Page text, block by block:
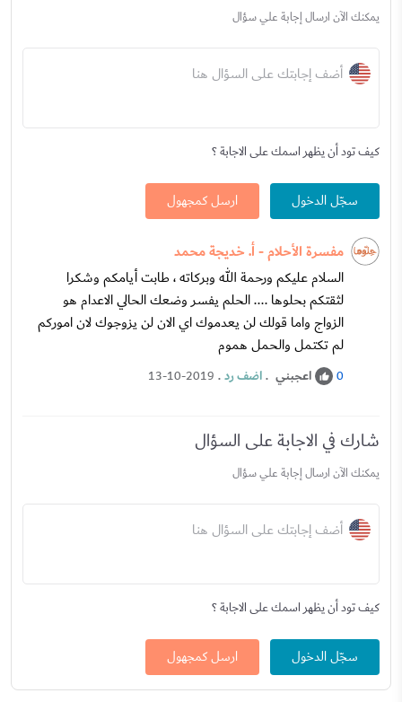
يمكنك الآن ارسال إجابة علي سؤال
أضف إجابتك على السؤال هنا
كيف تود أن يظهر اسمك على الاجابة ؟
سجّل الدخول ارسل كمجهول
مفسرة الأحلام - أ. خديجة محمد
السلام عليكم ورحمة الله وبركاته ، طابت أيامكم وشكرا
لثقتكم بحلوها .... الحلم يفسر وضعك الحالي الاعدام هو
الزواج واما قولك لن يعدموك اي الان لن يزوجوك لان اموركم
لم تكتمل والحمل هموم
0 اعجبني .اضف رد.
13-10-2019
شارك في الاجابة على السؤال
يمكنك الآن ارسال إجابة علي سؤال
أضف إجابتك على السؤال هنا
كيف تود أن يظهر اسمك على الاجابة ؟
سجّل الدخول ارسل كمجهول